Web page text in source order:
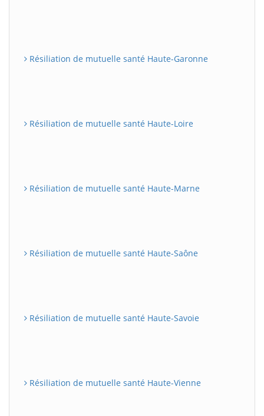
Résiliation de mutuelle santé Haute-Garonne
Résiliation de mutuelle santé Haute-Loire
Résiliation de mutuelle santé Haute-Marne
Résiliation de mutuelle santé Haute-Saône
Résiliation de mutuelle santé Haute-Savoie
Résiliation de mutuelle santé Haute-Vienne